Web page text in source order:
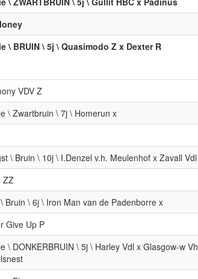
\ BRUIN \ 5j \ Quasimodo Z x Dexter R
VDV Z
\ Zwartbruin \ 7j \ Homerun x
\ Bruin \ 10j \ I.Denzel v.h. Meulenhof x Zavall Vdl
ZZ
Bruin \ 6j \ Iron Man van de Padenborre x
Give Up P
\ DONKERBRUIN \ 5j \ Harley Vdl x Glasgow-w Vh